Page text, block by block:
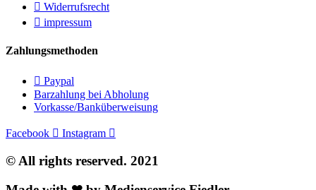
Widerrufsrecht
impressum
Zahlungsmethoden
Paypal
Barzahlung bei Abholung
Vorkasse/Banküberweisung
Facebook Instagram
© All rights reserved. 2021